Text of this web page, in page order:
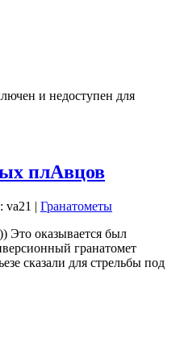
и недоступен для
плАвцов
va21 | Гранатометы
Это оказывается был
гранатомет
сказали для стрельбы под